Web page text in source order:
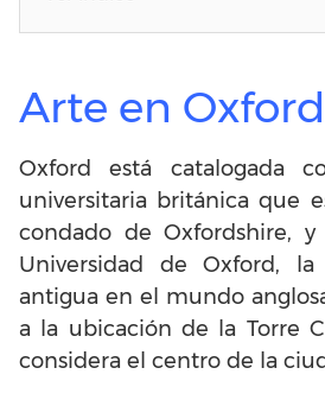
Arte en Oxford
Oxford está catalogada
universitaria británica que
condado de Oxfordshire,
Universidad de Oxford, la
antigua en el mundo
a la ubicación de la Torre
considera el centro de la